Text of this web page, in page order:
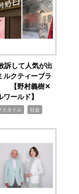
訴して人気が出
クティーブラ
【野村義樹✕
ワールド】
スタイル 社会